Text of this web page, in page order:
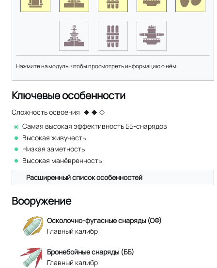
Нажмите на модуль, чтобы просмотреть информацию о нём.
Ключевые особенности
Сложность освоения:
Самая высокая эффективность ББ-снарядов
Высокая живучесть
Низкая заметность
Высокая манёвренность
Расширенный список особенностей
Вооружение
Осколочно-фугасные снаряды (ОФ)
Главный калибр
Бронебойные снаряды (ББ)
Главный калибр